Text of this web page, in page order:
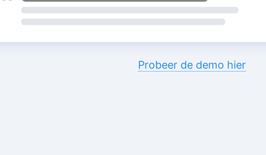
Probeer de demo hier